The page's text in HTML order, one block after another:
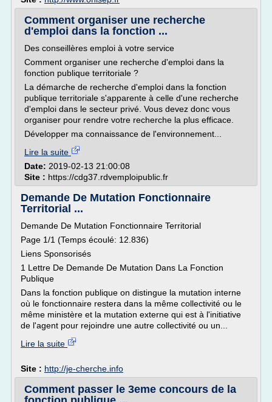
Comment organiser une recherche
d'emploi dans la fonction ...
Des conseillères emploi à votre service
Comment organiser une recherche d'emploi dans la
fonction publique territoriale ?
La démarche de recherche d'emploi dans la fonction
publique territoriale s'apparente à celle d'une recherche
d'emploi dans le secteur privé. Vous devez donc vous
organiser pour rendre votre recherche la plus efficace.
Développer ma connaissance de l'environnement...
Lire la suite
Date: 2019-02-13 21:00:08
Site : https://cdg37.rdvemploipublic.fr
Demande De Mutation Fonctionnaire
Territorial ...
Demande De Mutation Fonctionnaire Territorial
Page 1/1 (Temps écoulé: 12.836)
Liens Sponsorisés
1 Lettre De Demande De Mutation Dans La Fonction
Publique
Dans la fonction publique on distingue la mutation interne
où le fonctionnaire restera dans la même collectivité ou le
même ministère et la mutation externe qui est à l'initiative
de l'agent pour rejoindre une autre collectivité ou un...
Lire la suite
Site : http://je-cherche.info
Comment passer le 3eme concours de la